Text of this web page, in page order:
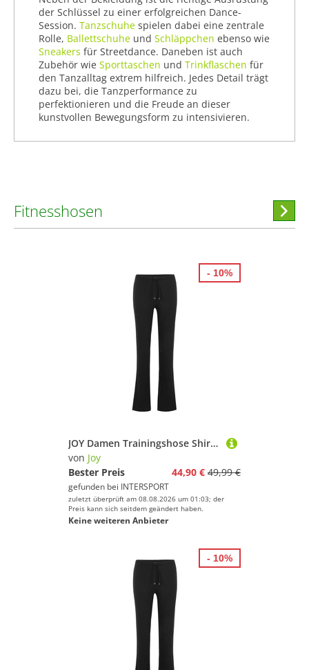
der Schlüssel zu einer erfolgreichen Dance-
Session. Tanzschuhe spielen dabei eine zentrale
Rolle, Ballettschuhe und Schläppchen ebenso wie
Sneakers für Streetdance. Daneben ist auch
Zubehör wie Sporttaschen und Trinkflaschen für
den Tanzalltag extrem hilfreich. Jedes Detail trägt
dazu bei, die Tanzperformance zu
perfektionieren und die Freude an dieser
kunstvollen Bewegungsform zu intensivieren.
Fitnesshosen
JOY Damen Trainingshose Shirley Wellness Pants
von Joy
Bester Preis
44,90 € 49,99 €
gefunden bei INTERSPORT
zuletzt überprüft am 08.08.2026 um 01:03; der
Preis kann sich seitdem geändert haben.
Keine weiteren Anbieter
- 10%
- 10%